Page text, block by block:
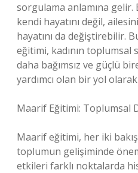
sorgulama anlamına gelir.
kendi hayatını değil,
hayatını da değiştirebilir.
eğitimi, kadının
daha bağımsız ve güçlü
yardımcı olan bir yol
Maarif Eğitimi: Toplumsal
Maarif eğitimi, her iki bakış
toplumun gelişiminde
etkileri farklı noktalarda